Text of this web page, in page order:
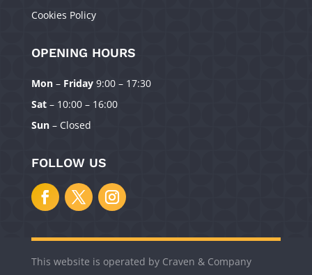
Manage Consent
To provide the best experiences, we use technologies like cookies to
store and/or access device information. Consenting to these technologies
this site. Not consenting or withdrawing consent, may adversely affect
certain features and functions.
Deny
View preferences
Cookies Policy
OPENING HOURS
Mon– Friday9:00 – 17:30
Sat– 10:00 – 16:00
Sun– Closed
FOLLOW US
This website is operated by Craven & Company